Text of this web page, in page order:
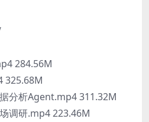
284.56M
325.68M
分析Agent.mp4 311.32M
调研.mp4 223.46M